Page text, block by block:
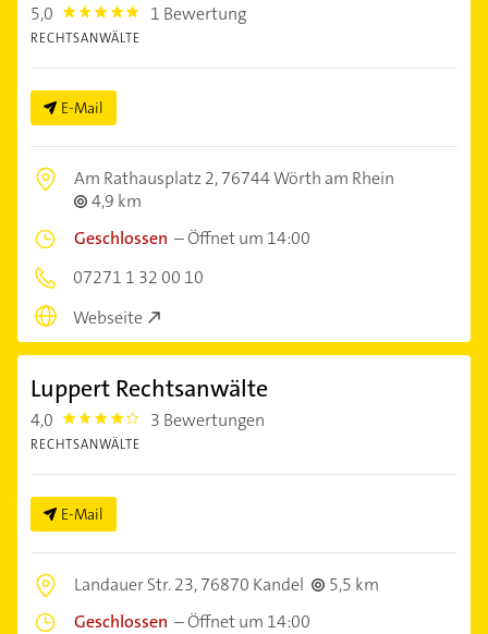
5,0 5.0 1 Bewertung
RECHTSANWÄLTE
E-Mail
Am Rathausplatz 2,76744 Wörth am Rhein
4,9 km
Geschlossen –Öffnet um 14:00
07271 1 32 00 10
Webseite
Luppert Rechtsanwälte
4,0 4.0 3 Bewertungen
RECHTSANWÄLTE
E-Mail
Landauer Str. 23,76870 Kandel
5,5 km
Geschlossen –Öffnet um 14:00